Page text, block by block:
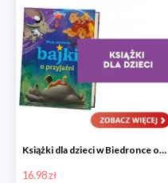
Książki dla dzieci w Biedronce od 16,99 zł
16.98 zł